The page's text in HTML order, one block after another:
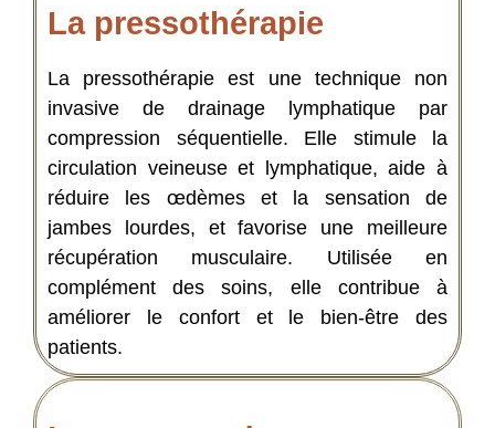
La pressothérapie
La pressothérapie est une technique non
invasive de drainage lymphatique par
compression séquentielle. Elle stimule la
circulation veineuse et lymphatique, aide à
réduire les œdèmes et la sensation de
jambes lourdes, et favorise une meilleure
récupération musculaire. Utilisée en
complément des soins, elle contribue à
améliorer le confort et le bien-être des
patients.